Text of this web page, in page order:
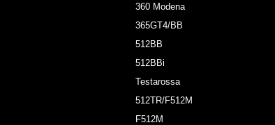
360 Modena
365GT4/BB
512BB
512BBi
Testarossa
512TR/F512M
F512M